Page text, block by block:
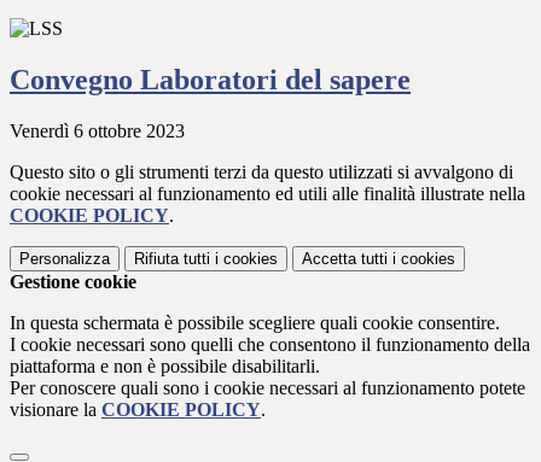
Convegno Laboratori del sapere
Venerdì 6 ottobre 2023
Questo sito o gli strumenti terzi da questo utilizzati si avvalgono di
cookie necessari al funzionamento ed utili alle finalità illustrate nella
COOKIE POLICY.
Personalizza Rifiuta tutti i cookies Accetta tutti i cookies
Gestione cookie
In questa schermata è possibile scegliere quali cookie consentire.
I cookie necessari sono quelli che consentono il funzionamento della
piattaforma e non è possibile disabilitarli.
Per conoscere quali sono i cookie necessari al funzionamento potete
visionare la COOKIE POLICY.